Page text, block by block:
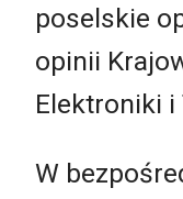
poselskie
opinii
Elektroniki
W